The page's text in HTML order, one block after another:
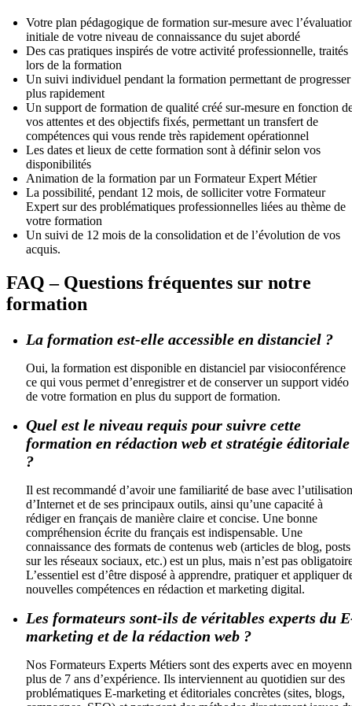
Votre plan pédagogique de formation sur-mesure avec
initiale de votre niveau de connaissance du sujet abordé
Des cas pratiques inspirés de votre activité professionnelle, traités
lors de la formation
Un suivi individuel pendant la formation permettant de progresser
plus rapidement
Un support de formation de qualité créé sur-mesure en fonction
vos attentes et des objectifs fixés, permettant un transfert de
compétences qui vous rende très rapidement opérationnel
Les dates et lieux de cette formation sont à définir selon vos
disponibilités
Animation de la formation par un Formateur Expert Métier
La possibilité, pendant 12 mois, de solliciter votre Formateur
Expert sur des problématiques professionnelles liées au thème de
votre formation
Un suivi de 12 mois de la consolidation et de l’évolution de vos
acquis.
FAQ – Questions fréquentes sur notre
formation
La formation est-elle accessible en distanciel ?
Oui, la formation est disponible en distanciel par visioconférence
ce qui vous permet d’enregistrer et de conserver un support vidéo
de votre formation en plus du support de formation.
Quel est le niveau requis pour suivre cette
formation en rédaction web et stratégie éditoriale
?
Il est recommandé d’avoir une familiarité de base avec l’utilisation
d’Internet et de ses principaux outils, ainsi qu’une capacité à
rédiger en français de manière claire et concise. Une bonne
compréhension écrite du français est indispensable. Une
connaissance des formats de contenus web (articles de blog, posts
sur les réseaux sociaux, etc.) est un plus, mais n’est pas
L’essentiel est d’être disposé à apprendre, pratiquer et appliquer
nouvelles compétences en rédaction et marketing digital.
Les formateurs sont-ils de véritables experts du
marketing et de la rédaction web ?
Nos Formateurs Experts Métiers sont des experts avec en
plus de 7 ans d’expérience. Ils interviennent au quotidien sur des
problématiques E-marketing et éditoriales concrètes (sites, blogs,